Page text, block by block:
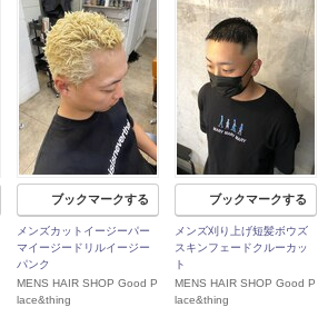
ブックマークする
メンズカットイージーパー
マイージードリルイージー
パンク
MENS HAIR SHOP Good P
lace&thing
ブックマークする
メンズ刈り上げ短髪ボウズ
スキンフェードクルーカッ
ト
MENS HAIR SHOP Good P
lace&thing